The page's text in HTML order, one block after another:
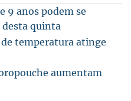
9 anos podem se
quinta
temperatura atinge
aumentam